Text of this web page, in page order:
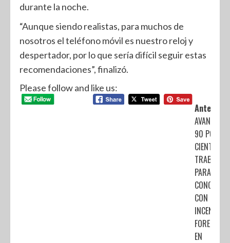
durante la noche.
“Aunque siendo realistas, para muchos de
nosotros el teléfono móvil es nuestro reloj y
despertador, por lo que sería difícil seguir estas
recomendaciones”, finalizó.
Please follow and like us:
Anterior:
AVANZAN
90 POR
CIENTO
TRABAJOS
PARA
CONCLUIR
CON EL
INCENDIO
FORESTAL
EN